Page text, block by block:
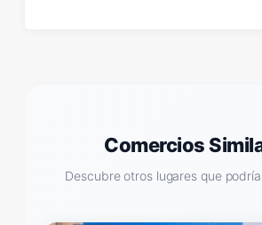
Comercios
Descubre otros lugares que